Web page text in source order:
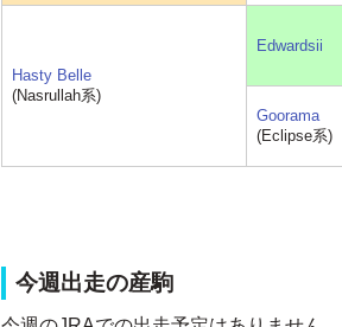
Hasty Belle
(Nasrullah系)
Edwardsii
Goorama
(Eclipse系)
今週出走の産駒